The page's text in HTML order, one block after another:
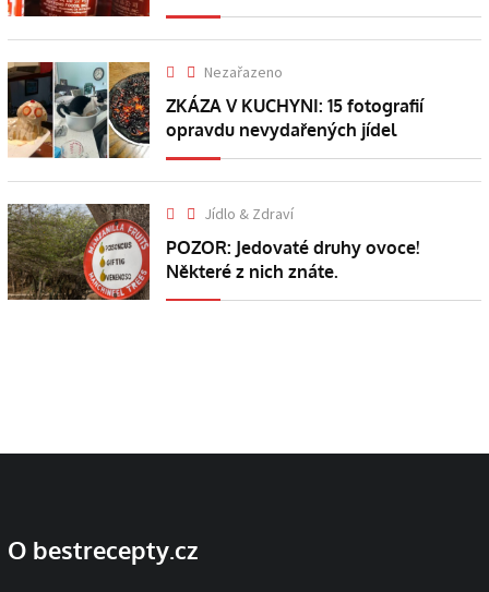
Nezařazeno
ZKÁZA V KUCHYNI: 15 fotografií
opravdu nevydařených jídel
Jídlo & Zdraví
POZOR: Jedovaté druhy ovoce!
Některé z nich znáte.
O bestrecepty.cz